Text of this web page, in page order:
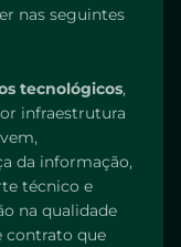
nas seguintes
tecnológicos,
infraestrutura
da informação,
técnico e
na qualidade
contrato que